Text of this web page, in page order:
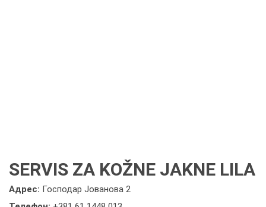
SERVIS ZA KOŽNE JAKNE LILA
Адрес: Господар Јованова 2